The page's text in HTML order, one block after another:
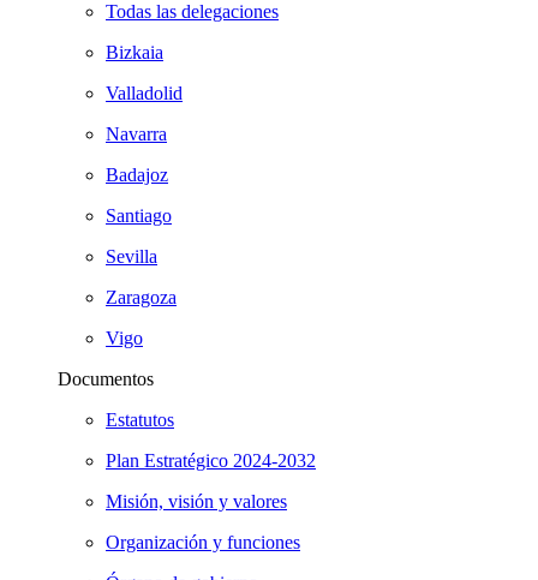
Todas las delegaciones
Bizkaia
Valladolid
Navarra
Badajoz
Santiago
Sevilla
Zaragoza
Vigo
Documentos
Estatutos
Plan Estratégico 2024-2032
Misión, visión y valores
Organización y funciones